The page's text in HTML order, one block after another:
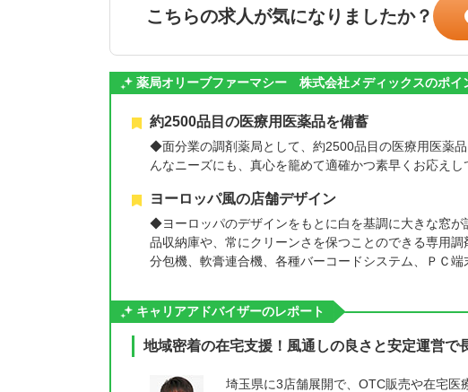
こちらの求人が気になりましたか？
薬局オリーブファーマシー 株式会社メディックスのポイ
約2500品目の医療用医薬品を備蓄
◆面分業の調剤薬局として、約2500品目の医療用医薬
んなニーズにも、真心を籠めて適確かつ素早くお応えし
ヨーロッパ風の店舗デザイン
◆ヨーロッパのデザインをもとに白を基調に大きな窓
品収納庫や、常にクリーンさを保つことのできる専用
分包機、軟膏連合機、各種バーコードシステム、ＰＣ
キャリアアドバイザーのレポート
地域密着の在宅支援！風通しの良さと安定運営で
埼玉県に3店舗展開で、OTC販売や在宅